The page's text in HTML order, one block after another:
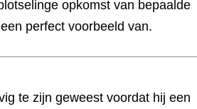
opkomst van bepaalde
perfect voorbeeld van.
te zijn geweest voordat hij een